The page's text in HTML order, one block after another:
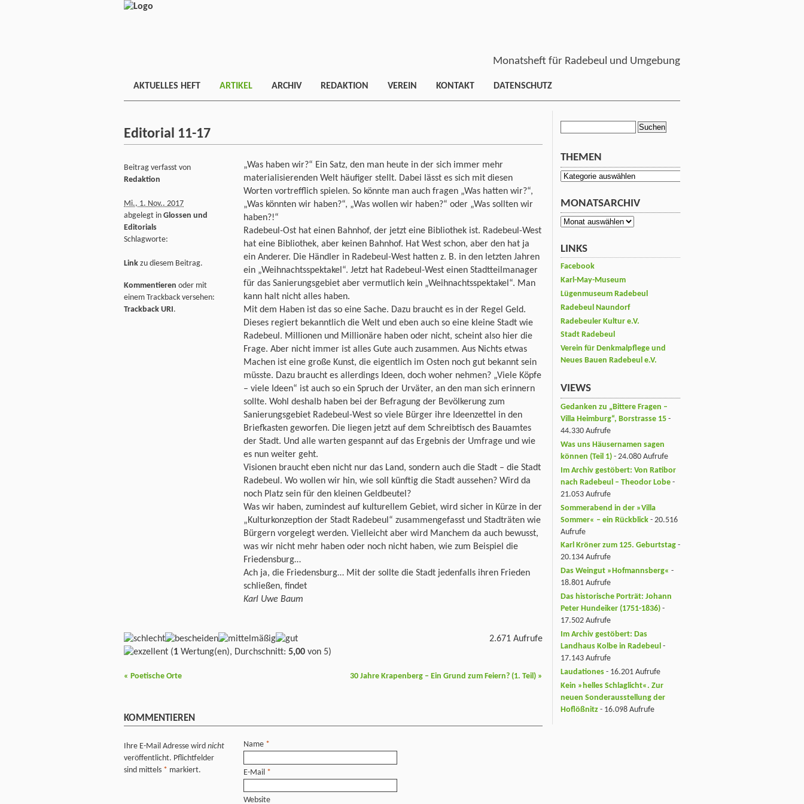
Monatsheft für Radebeul und Umgebung
AKTUELLES HEFT ARTIKEL ARCHIV REDAKTION VEREIN KONTAKT DATENSCHUTZ
Editorial 11-17
„Was haben wir?“ Ein Satz, den man heute in der sich immer mehr
materialisierenden Welt häufiger stellt. Dabei lässt es sich mit diesen
Worten vortrefflich spielen. So könnte man auch fragen „Was hatten wir?“,
„Was könnten wir haben?“, „Was wollen wir haben?“ oder „Was sollten wir
haben?!“
Radebeul-Ost hat einen Bahnhof, der jetzt eine Bibliothek ist. Radebeul-West
hat eine Bibliothek, aber keinen Bahnhof. Hat West schon, aber den hat ja
ein Anderer. Die Händler in Radebeul-West hatten z. B. in den letzten Jahren
ein „Weihnachtsspektakel“. Jetzt hat Radebeul-West einen Stadtteilmanager
für das Sanierungsgebiet aber vermutlich kein „Weihnachtsspektakel“. Man
kann halt nicht alles haben.
Mit dem Haben ist das so eine Sache. Dazu braucht es in der Regel Geld.
Dieses regiert bekanntlich die Welt und eben auch so eine kleine Stadt wie
Radebeul. Millionen und Millionäre haben oder nicht, scheint also hier die
Frage. Aber nicht immer ist alles Gute auch zusammen. Aus Nichts etwas
Machen ist eine große Kunst, die eigentlich im Osten noch gut bekannt sein
müsste. Dazu braucht es allerdings Ideen, doch woher nehmen? „Viele Köpfe
– viele Ideen“ ist auch so ein Spruch der Urväter, an den man sich erinnern
sollte. Wohl deshalb haben bei der Befragung der Bevölkerung zum
Sanierungsgebiet Radebeul-West so viele Bürger ihre Ideenzettel in den
Briefkasten geworfen. Die liegen jetzt auf dem Schreibtisch des Bauamtes
der Stadt. Und alle warten gespannt auf das Ergebnis der Umfrage und wie
es nun weiter geht.
Visionen braucht eben nicht nur das Land, sondern auch die Stadt – die Stadt
Radebeul. Wo wollen wir hin, wie soll künftig die Stadt aussehen? Wird da
noch Platz sein für den kleinen Geldbeutel?
Was wir haben, zumindest auf kulturellem Gebiet, wird sicher in Kürze in der
„Kulturkonzeption der Stadt Radebeul“ zusammengefasst und Stadträten wie
Bürgern vorgelegt werden. Vielleicht aber wird Manchem da auch bewusst,
was wir nicht mehr haben oder noch nicht haben, wie zum Beispiel die
Friedensburg…
Ach ja, die Friedensburg… Mit der sollte die Stadt jedenfalls ihren Frieden
schließen, findet
Karl Uwe Baum
Beitrag verfasst von
Redaktion
Mi., 1. Nov.. 2017
abgelegt in Glossen und
Editorials
Schlagworte:
Link zu diesem Beitrag.
Kommentieren oder mit
einem Trackback versehen:
Trackback URI.
(1 Wertung(en), Durchschnitt: 5,00 von 5)
2.671 Aufrufe
« Poetische Orte 30 Jahre Krapenberg – Ein Grund zum Feiern? (1. Teil) »
KOMMENTIEREN
Ihre E-Mail Adresse wird nicht
veröffentlicht. Pflichtfelder
sind mittels * markiert.
Name *
E-Mail *
Website
THEMEN
Themen
MONATSARCHIV
Monatsarchiv
LINKS
Facebook
Karl-May-Museum
Lügenmuseum Radebeul
Radebeul Naundorf
Radebeuler Kultur e.V.
Stadt Radebeul
Verein für Denkmalpflege und
Neues Bauen Radebeul e.V.
VIEWS
Gedanken zu „Bittere Fragen –
Villa Heimburg“, Borstrasse 15 -
44.330 Aufrufe
Was uns Häusernamen sagen
können (Teil 1) - 24.080 Aufrufe
Im Archiv gestöbert: Von Ratibor
nach Radebeul – Theodor Lobe -
21.053 Aufrufe
Sommerabend in der »Villa
Sommer« – ein Rückblick - 20.516
Aufrufe
Karl Kröner zum 125. Geburtstag -
20.134 Aufrufe
Das Weingut »Hofmannsberg« -
18.801 Aufrufe
Das historische Porträt: Johann
Peter Hundeiker (1751-1836) -
17.502 Aufrufe
Im Archiv gestöbert: Das
Landhaus Kolbe in Radebeul -
17.143 Aufrufe
Laudationes - 16.201 Aufrufe
Kein »helles Schlaglicht«. Zur
neuen Sonderausstellung der
Hoflößnitz - 16.098 Aufrufe